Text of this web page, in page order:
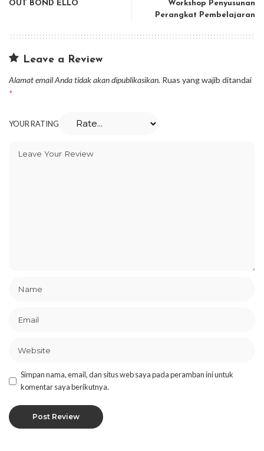
OUT BOND ELLO
Workshop Penyusunan
Perangkat Pembelajaran
Leave a Review
Alamat email Anda tidak akan dipublikasikan. Ruas yang wajib ditandai
*
YOUR RATING
Simpan nama, email, dan situs web saya pada peramban ini untuk
komentar saya berikutnya.